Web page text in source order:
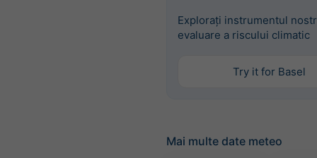
Explorați instrumentul
evaluare a riscului climatic
Try it for Basel
Mai multe date meteo